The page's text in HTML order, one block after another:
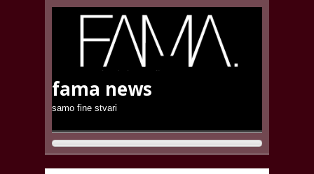
fama news
samo fine stvari